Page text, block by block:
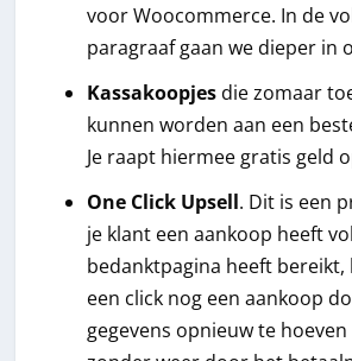
voor Woocommerce. In de
paragraaf gaan we dieper in
Kassakoopjes die zomaar
kunnen worden aan een
Je raapt hiermee gratis geld
One Click Upsell. Dit is een
je klant een aankoop heeft
bedanktpagina heeft bereikt,
een click nog een aankoop
gegevens opnieuw te